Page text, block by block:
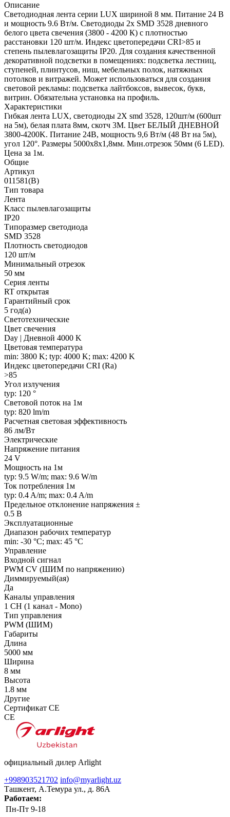
Описание
Светодиодная лента серии LUX шириной 8 мм. Питание 24 В
и мощность 9.6 Вт/м. Светодиоды 2x SMD 3528 дневного
белого цвета свечения (3800 - 4200 К) с плотностью
расстановки 120 шт/м. Индекс цветопередачи CRI>85 и
степень пылевлагозащиты IP20. Для создания качественной
декоративной подсветки в помещениях: подсветка лестниц,
ступеней, плинтусов, ниш, мебельных полок, натяжных
потолков и витражей. Может использоваться для создания
световой рекламы: подсветка лайтбоксов, вывесок, букв,
витрин. Обязательна установка на профиль.
Характеристики
Гибкая лента LUX, светодиоды 2X smd 3528, 120шт/м (600шт
на 5м), белая плата 8мм, скотч 3М. Цвет БЕЛЫЙ ДНЕВНОЙ
3800-4200K. Питание 24В, мощность 9,6 Вт/м (48 Вт на 5м),
угол 120°. Размеры 5000х8х1,8мм. Мин.отрезок 50мм (6 LED).
Цена за 1м.
Общие
Артикул
011581(B)
Тип товара
Лента
Класс пылевлагозащиты
IP20
Типоразмер светодиода
SMD 3528
Плотность светодиодов
120 шт/м
Минимальный отрезок
50 мм
Серия ленты
RT открытая
Гарантийный срок
5 год(а)
Светотехнические
Цвет свечения
Day | Дневной 4000 K
Цветовая температура
min: 3800 K; typ: 4000 K; max: 4200 K
Индекс цветопередачи CRI (Ra)
>85
Угол излучения
typ: 120 °
Световой поток на 1м
typ: 820 lm/m
Расчетная световая эффективность
86 лм/Вт
Электрические
Напряжение питания
24 V
Мощность на 1м
typ: 9.5 W/m; max: 9.6 W/m
Ток потребления 1м
typ: 0.4 A/m; max: 0.4 A/m
Предельное отклонение напряжения ±
0.5 В
Эксплуатационные
Диапазон рабочих температур
min: -30 °C; max: 45 °C
Управление
Входной сигнал
PWM СV (ШИМ по напряжению)
Диммируемый(ая)
Да
Каналы управления
1 CH (1 канал - Mono)
Тип управления
PWM (ШИМ)
Габариты
Длина
5000 мм
Ширина
8 мм
Высота
1.8 мм
Другие
Сертификат CE
CE
официальный дилер Arlight
+998903521702 info@myarlight.uz
Ташкент, А.Темура ул., д. 86А
Работаем:
Пн-Пт 9-18